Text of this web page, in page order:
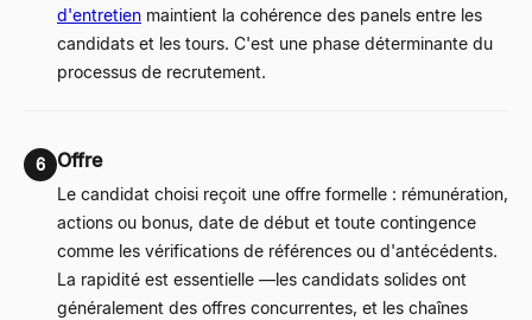
d'entretien maintient la cohérence des panels entre les
candidats et les tours. C'est une phase déterminante du
processus de recrutement.
6 Offre
Le candidat choisi reçoit une offre formelle : rémunération,
actions ou bonus, date de début et toute contingence
comme les vérifications de références ou d'antécédents.
La rapidité est essentielle —les candidats solides ont
généralement des offres concurrentes, et les chaînes